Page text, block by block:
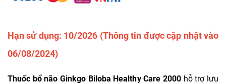
Hạn sử dụng: 10/2026 (Thông tin được cập nhật vào
06/08/2024)
Thuốc bổ não Ginkgo Biloba Healthy Care 2000 hỗ trợ lưu